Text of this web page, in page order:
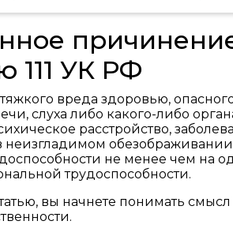
111 УК РФ
вреда здоровью,
слуха либо какого-либо
расстройство,
неизгладимом
не менее чем на
трудоспособности.
вы начнете понимать смысл